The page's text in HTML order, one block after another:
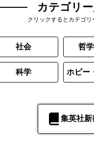
カテゴリ
クリックするとカテゴリ
社会 哲
科学 ホビー
集英社新